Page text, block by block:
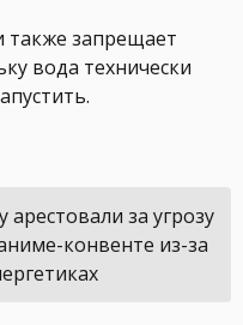
также запрещает
вода технически
арестовали за угрозу
конвенте из-за